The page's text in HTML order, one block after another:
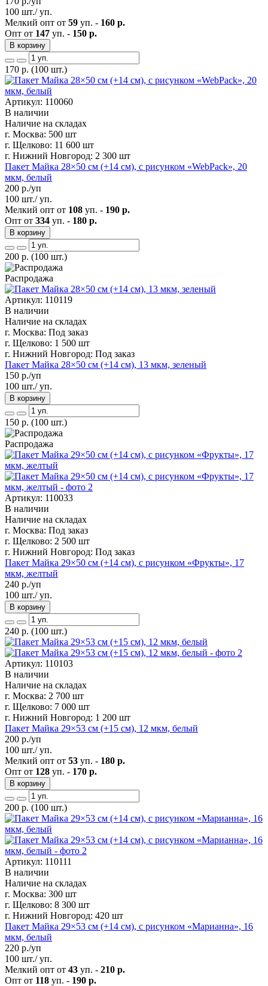
100 шт./ уп.
Мелкий опт от 59 уп. - 160 р.
Опт от 147 уп. - 150 р.
В корзину
170 р. (100 шт.)
Артикул: 110060
В наличии
Наличие на складах
г. Москва: 500 шт
г. Щелково: 11 600 шт
г. Нижний Новгород: 2 300 шт
Пакет Майка 28×50 см (+14 см), с рисунком «WebPack», 20
мкм, белый
200 р./уп
100 шт./ уп.
Мелкий опт от 108 уп. - 190 р.
Опт от 334 уп. - 180 р.
В корзину
200 р. (100 шт.)
Распродажа
Артикул: 110119
В наличии
Наличие на складах
г. Москва: Под заказ
г. Щелково: 1 500 шт
г. Нижний Новгород: Под заказ
Пакет Майка 28×50 см (+14 см), 13 мкм, зеленый
150 р./уп
100 шт./ уп.
В корзину
150 р. (100 шт.)
Распродажа
Артикул: 110033
В наличии
Наличие на складах
г. Москва: Под заказ
г. Щелково: 2 500 шт
г. Нижний Новгород: Под заказ
Пакет Майка 29×50 см (+14 см), с рисунком «Фрукты», 17
мкм, желтый
240 р./уп
100 шт./ уп.
В корзину
240 р. (100 шт.)
Артикул: 110103
В наличии
Наличие на складах
г. Москва: 2 700 шт
г. Щелково: 7 000 шт
г. Нижний Новгород: 1 200 шт
Пакет Майка 29×53 см (+15 см), 12 мкм, белый
200 р./уп
100 шт./ уп.
Мелкий опт от 53 уп. - 180 р.
Опт от 128 уп. - 170 р.
В корзину
200 р. (100 шт.)
Артикул: 110111
В наличии
Наличие на складах
г. Москва: 300 шт
г. Щелково: 8 300 шт
г. Нижний Новгород: 420 шт
Пакет Майка 29×53 см (+14 см), с рисунком «Марианна», 16
мкм, белый
220 р./уп
100 шт./ уп.
Мелкий опт от 43 уп. - 210 р.
Опт от 118 уп. - 190 р.